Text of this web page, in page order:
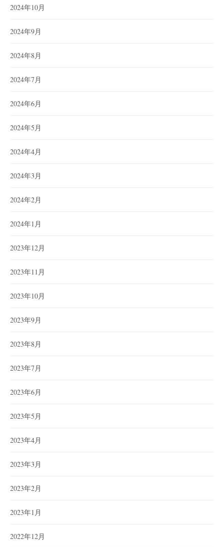
2024年10月
2024年9月
2024年8月
2024年7月
2024年6月
2024年5月
2024年4月
2024年3月
2024年2月
2024年1月
2023年12月
2023年11月
2023年10月
2023年9月
2023年8月
2023年7月
2023年6月
2023年5月
2023年4月
2023年3月
2023年2月
2023年1月
2022年12月